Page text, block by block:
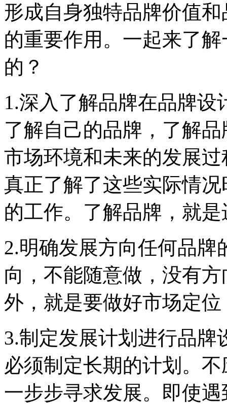
形成自身独特品牌价值
的重要作用。一起来了
的？
1.深入了解品牌在品牌
了解自己的品牌，了解
市场环境和未来的发展
真正了解了这些实际情
的工作。了解品牌，就
2.明确发展方向任何品
向，不能随意做，没有
外，就是要做好市场定
3.制定发展计划进行品
必须制定长期的计划。
一步步寻求发展。即使